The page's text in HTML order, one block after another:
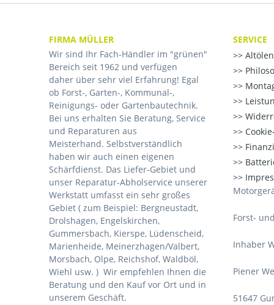
FIRMA MÜLLER
Wir sind Ihr Fach-Händler im "grünen"
Bereich seit 1962 und verfügen
daher über sehr viel Erfahrung! Egal
ob Forst-, Garten-, Kommunal-,
Reinigungs- oder Gartenbautechnik.
Bei uns erhalten Sie Beratung, Service
und Reparaturen aus
Meisterhand. Selbstverständlich
haben wir auch einen eigenen
Schärfdienst. Das Liefer-Gebiet und
unser Reparatur-Abholservice unserer
Werkstatt umfasst ein sehr großes
Gebiet ( zum Beispiel: Bergneustadt,
Drolshagen, Engelskirchen,
Gummersbach, Kierspe, Lüdenscheid,
Marienheide, Meinerzhagen/Valbert,
Morsbach, Olpe, Reichshof, Waldböl,
Wiehl usw. ) Wir empfehlen Ihnen die
Beratung und den Kauf vor Ort und in
unserem Geschäft.
SERVICE
Forst-
Inhaber
Piener
51647